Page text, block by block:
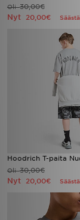
Oli30,00€
Nyt 20,00€
Hoodrich T-paita
Oli30,00€
Nyt 20,00€